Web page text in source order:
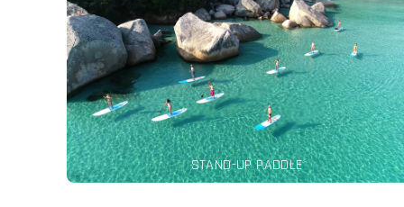
STAND-UP PADDLE
Vuoi scivolare in un ambiente da sogno? È qui 😉 Guida
tranquilla o sportiva, dipende da te.
leggere di più